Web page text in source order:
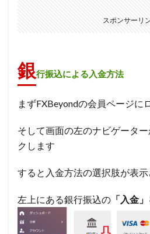
スポンサーリ
銀行振込による入金方法
まずFXBeyondの会員ページに
そして画面の左のナビゲーター
クします
すると入金方法の選択肢が表示
左上にある銀行振込の 「入金」